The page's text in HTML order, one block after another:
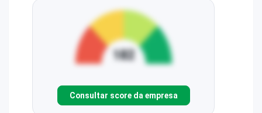
Consultar score da empresa